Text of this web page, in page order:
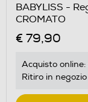
BABYLISS -
CROMATO
€ 79,90
Acquisto online:
Ritiro in